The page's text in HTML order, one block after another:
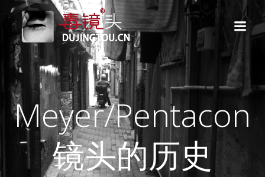
转
到
内
容
Meyer/Pentacon
镜头的历史